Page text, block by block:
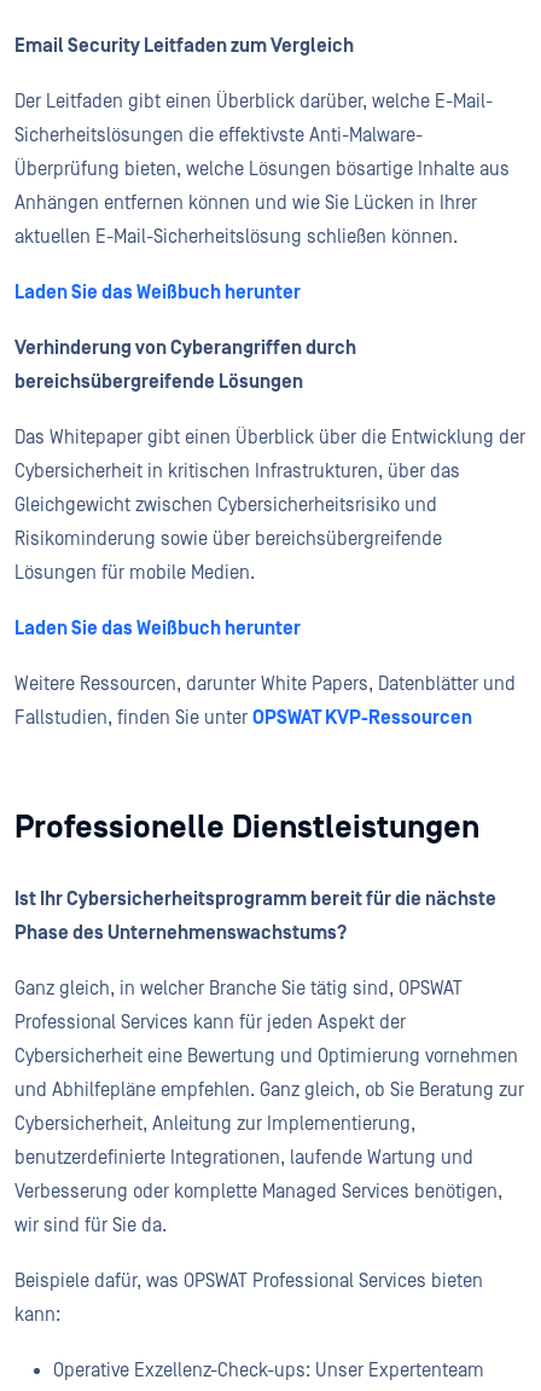
Email Security Leitfaden zum Vergleich
Der Leitfaden gibt einen Überblick darüber, welche E-Mail-
Sicherheitslösungen die effektivste Anti-Malware-
Überprüfung bieten, welche Lösungen bösartige Inhalte aus
Anhängen entfernen können und wie Sie Lücken in Ihrer
aktuellen E-Mail-Sicherheitslösung schließen können.
Laden Sie das Weißbuch herunter
Verhinderung von Cyberangriffen durch
bereichsübergreifende Lösungen
Das Whitepaper gibt einen Überblick über die Entwicklung der
Cybersicherheit in kritischen Infrastrukturen, über das
Gleichgewicht zwischen Cybersicherheitsrisiko und
Risikominderung sowie über bereichsübergreifende
Lösungen für mobile Medien.
Laden Sie das Weißbuch herunter
Weitere Ressourcen, darunter White Papers, Datenblätter und
Fallstudien, finden Sie unter OPSWAT KVP-Ressourcen
Professionelle Dienstleistungen
Ist Ihr Cybersicherheitsprogramm bereit für die nächste
Phase des Unternehmenswachstums?
Ganz gleich, in welcher Branche Sie tätig sind, OPSWAT
Professional Services kann für jeden Aspekt der
Cybersicherheit eine Bewertung und Optimierung vornehmen
und Abhilfepläne empfehlen. Ganz gleich, ob Sie Beratung zur
Cybersicherheit, Anleitung zur Implementierung,
benutzerdefinierte Integrationen, laufende Wartung und
Verbesserung oder komplette Managed Services benötigen,
wir sind für Sie da.
Beispiele dafür, was OPSWAT Professional Services bieten
kann:
Operative Exzellenz-Check-ups: Unser Expertenteam